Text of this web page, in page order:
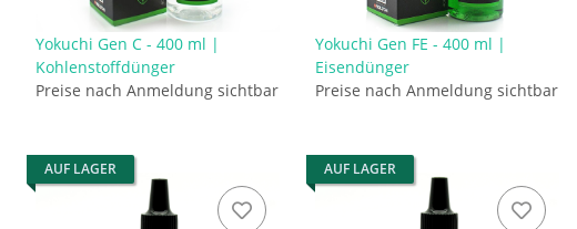
Yokuchi Gen C - 400 ml |
Kohlenstoffdünger
Preise nach Anmeldung sichtbar
Yokuchi Gen FE - 400 ml |
Eisendünger
Preise nach Anmeldung sichtbar
AUF LAGER AUF LAGER